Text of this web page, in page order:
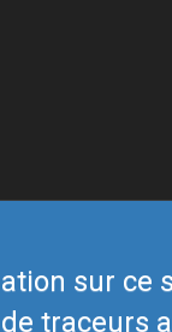
sur ce
traceurs